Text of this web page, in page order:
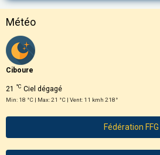
Météo
Ciboure
21 °C Ciel dégagé
Min: 18 °C | Max: 21 °C | Vent: 11 kmh 218°
Fédération FFG